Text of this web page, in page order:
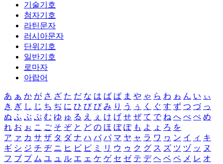
기술기호
첨자기호
라틴문자
러시아문자
단위기호
일반기호
로마자
아랍어
あ ぁ か が さ ざ た だ な は ば ぱ ま や ゃ ら わ ゎ ん い ぃ
き ぎ し じ ち ぢ に ひ び ぴ み り う ぅ く ぐ す ず つ づ っ
ぬ ふ ぶ ぷ む ゆ ゅ る え ぇ け げ せ ぜ て で ね へ べ ぺ め
れ お ぉ こ ご そ ぞ と ど の ほ ぼ ぽ も よ ょ ろ を
ア ァ カ サ ザ タ ダ ナ ハ バ パ マ ヤ ャ ラ ワ ヮ ン イ ィ キ
ギ シ ジ チ ヂ ニ ヒ ビ ピ ミ リ ウ ゥ ク グ ス ズ ツ ヅ ッ ヌ
フ ブ プ ム ユ ュ ル エ ェ ケ ゲ セ ゼ テ デ ヘ ベ ペ メ レ オ